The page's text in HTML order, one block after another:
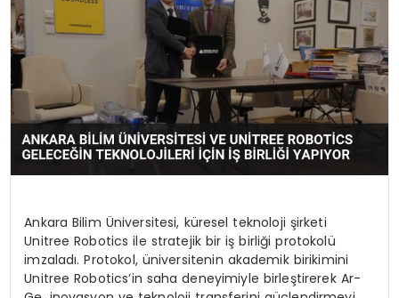
OTOMOBIL
Ankara Bilim Üniversitesi, küresel teknoloji şirketi
Unitree Robotics ile stratejik bir iş birliği protokolü
imzaladı. Protokol, üniversitenin akademik birikimini
Unitree Robotics’in saha deneyimiyle birleştirerek Ar-